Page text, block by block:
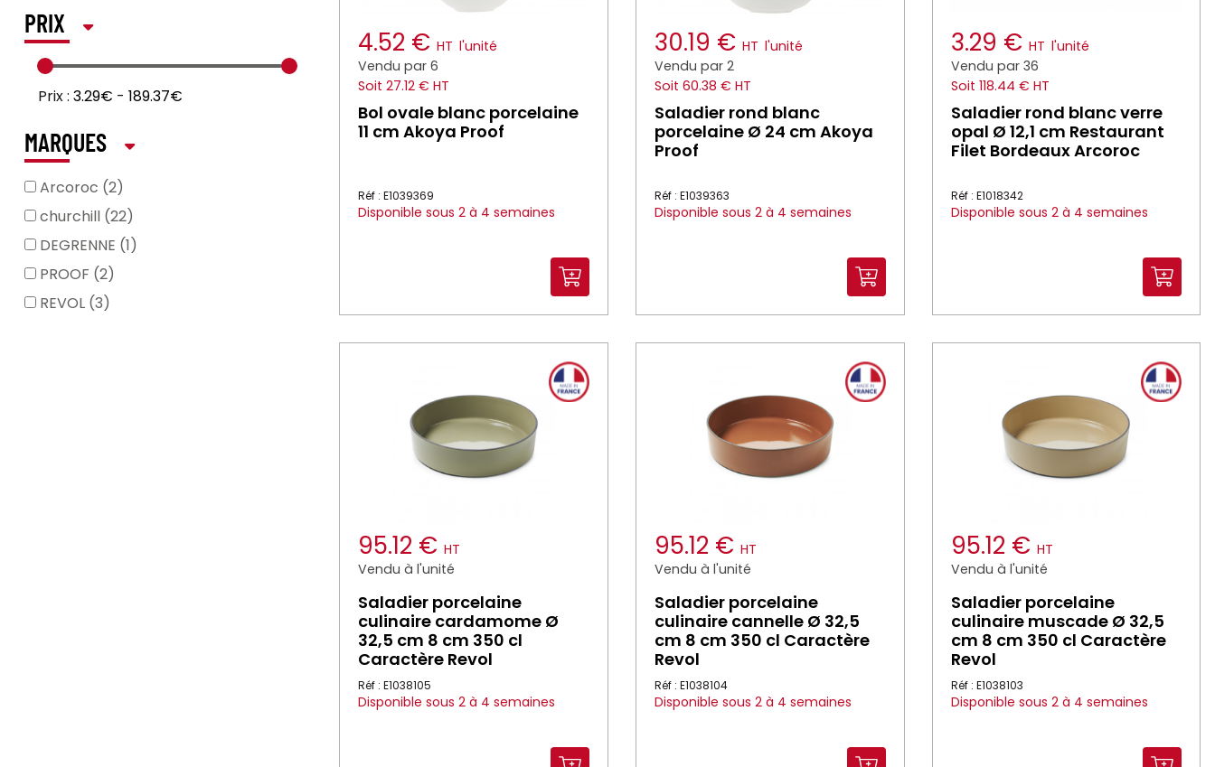
4.52 € HT l'unité
Vendu par 6
Soit 27.12 € HT
Bol ovale blanc porcelaine
11 cm Akoya Proof
Réf : E1039369
Disponible sous 2 à 4 semaines
30.19 € HT l'unité
Vendu par 2
Soit 60.38 € HT
Saladier rond blanc
porcelaine Ø 24 cm Akoya
Proof
Réf : E1039363
Disponible sous 2 à 4 semaines
3.29 € HT l'unité
Vendu par 36
Soit 118.44 € HT
Saladier rond blanc verre
opal Ø 12,1 cm Restaurant
Filet Bordeaux Arcoroc
Réf : E1018342
Disponible sous 2 à 4 semaines
95.12 € HT
Vendu à l'unité
Saladier porcelaine
culinaire cardamome Ø
32,5 cm 8 cm 350 cl
Caractère Revol
Réf : E1038105
Disponible sous 2 à 4 semaines
95.12 € HT
Vendu à l'unité
Saladier porcelaine
culinaire cannelle Ø 32,5
cm 8 cm 350 cl Caractère
Revol
Réf : E1038104
Disponible sous 2 à 4 semaines
95.12 € HT
Vendu à l'unité
Saladier porcelaine
culinaire muscade Ø 32,5
cm 8 cm 350 cl Caractère
Revol
Réf : E1038103
Disponible sous 2 à 4 semaines
PRIX
Prix : 3.29€ - 189.37€
MARQUES
Arcoroc (2)
churchill (22)
DEGRENNE (1)
PROOF (2)
REVOL (3)